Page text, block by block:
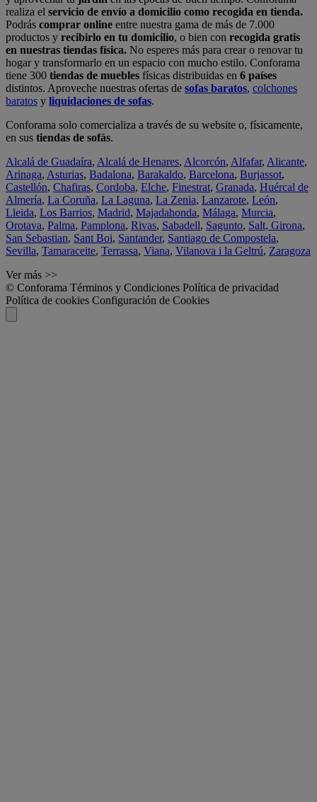
realiza el servicio de envío a domicilio como recogida en tienda.
Podrás comprar online entre nuestra gama de más de 7.000
productos y recibirlo en tu domicilio, o bien con recogida gratis
en nuestras tiendas física. No esperes más para crear o renovar tu
hogar y transformarlo en un espacio con mucho estilo. Conforama
tiene 300 tiendas de muebles físicas distribuidas en 6 países
distintos. Aproveche nuestras ofertas de sofas baratos, colchones
baratos y liquidaciones de sofas.
Conforama solo comercializa a través de su website o, físicamente,
en sus tiendas de sofás.
Alcalá de Guadaíra, Alcalá de Henares, Alcorcón, Alfafar, Alicante,
Arinaga, Asturias, Badalona, Barakaldo, Barcelona, Burjassot,
Castellón, Chafiras, Cordoba, Elche, Finestrat, Granada, Huércal de
Almería, La Coruña, La Laguna, La Zenia, Lanzarote, León,
Lleida, Los Barrios, Madrid, Majadahonda, Málaga, Murcia,
Orotava, Palma, Pamplona, Rivas, Sabadell, Sagunto, Salt, Girona,
San Sebastian, Sant Boi, Santander, Santiago de Compostela,
Sevilla, Tamaraceite, Terrassa, Viana, Vilanova i la Geltrú, Zaragoza
Ver más >>
© Conforama Términos y Condiciones Política de privacidad
Política de cookies Configuración de Cookies